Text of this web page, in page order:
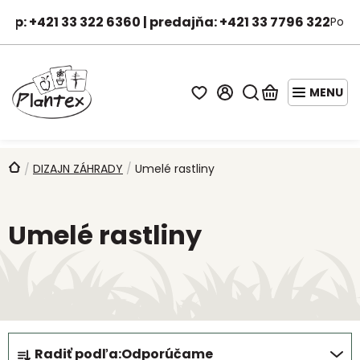
obsah
+421 33 322 6360 | predajňa: +421 33 7796 322Po-
Hľadať
Nákupný
košík
PACKY
ZĽAVY
OVOCIE
Domov
/ DIZAJN ZÁHRADY / Umelé rastliny
Umelé rastliny
R Radiť podľa:Odporúčame